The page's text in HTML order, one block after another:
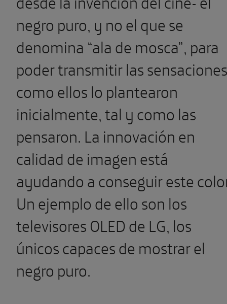
negro puro, y no el que se
denomina “ala de mosca”, para
poder transmitir las sensaciones
como ellos lo plantearon
inicialmente, tal y como las
pensaron. La innovación en
calidad de imagen está
ayudando a conseguir este
Un ejemplo de ello son los
televisores OLED de LG, los
únicos capaces de mostrar el
negro puro.